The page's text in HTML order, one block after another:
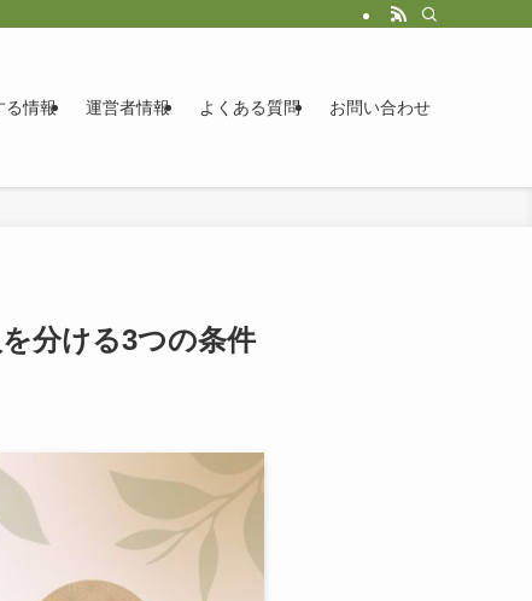
る情報 運営者情報 よくある質問 お問い合わせ
分ける3つの条件